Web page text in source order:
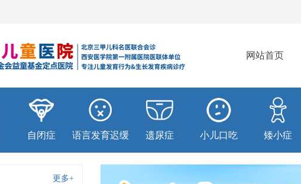
网站首页
自闭症 语言发育迟缓 遗尿症 小儿口吃 矮小症
更多+